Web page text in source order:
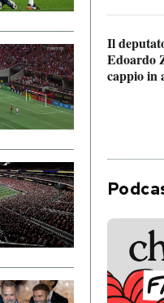
Il
Edoardo
cappio in